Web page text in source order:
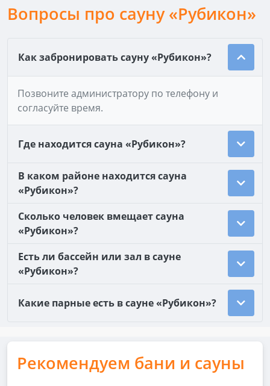
Вопросы про сауну «Рубикон»
Как забронировать сауну «Рубикон»?
Позвоните администратору по телефону и
согласуйте время.
Где находится сауна «Рубикон»?
В каком районе находится сауна
«Рубикон»?
Сколько человек вмещает сауна
«Рубикон»?
Есть ли бассейн или зал в сауне
«Рубикон»?
Какие парные есть в сауне «Рубикон»?
Рекомендуем бани и сауны